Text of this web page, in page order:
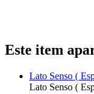
Este item
Lato Senso (
Lato Senso (